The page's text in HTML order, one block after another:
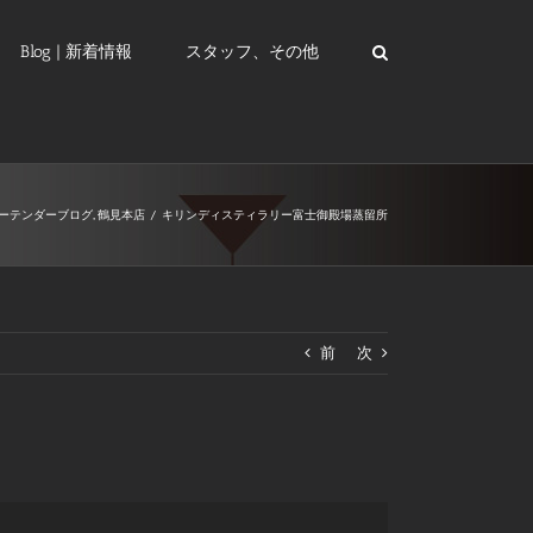
Blog | 新着情報 スタッフ、その他
テンダーブログ,鶴見本店 / キリンディスティラリー富士御殿場蒸留所
前 次